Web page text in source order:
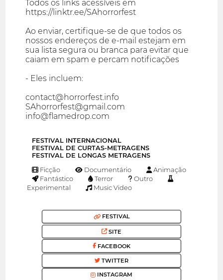
Todos os links acessíveis em
https://linktr.ee/SAhorrorfest
Ao enviar, certifique-se de que todos os
nossos endereços de e-mail estejam em
sua lista segura ou branca para evitar que
caiam em spam e percam notificações
- Eles incluem:
contact@horrorfest.info
SAhorrorfest@gmail.com
info@flamedrop.com
FESTIVAL INTERNACIONAL
FESTIVAL DE CURTAS-METRAGENS
FESTIVAL DE LONGAS METRAGENS
Ficção Documentário
Animação
Fantástico
Terror
Outro
Experimental
Music Video
FESTIVAL
SITE
FACEBOOK
TWITTER
INSTAGRAM